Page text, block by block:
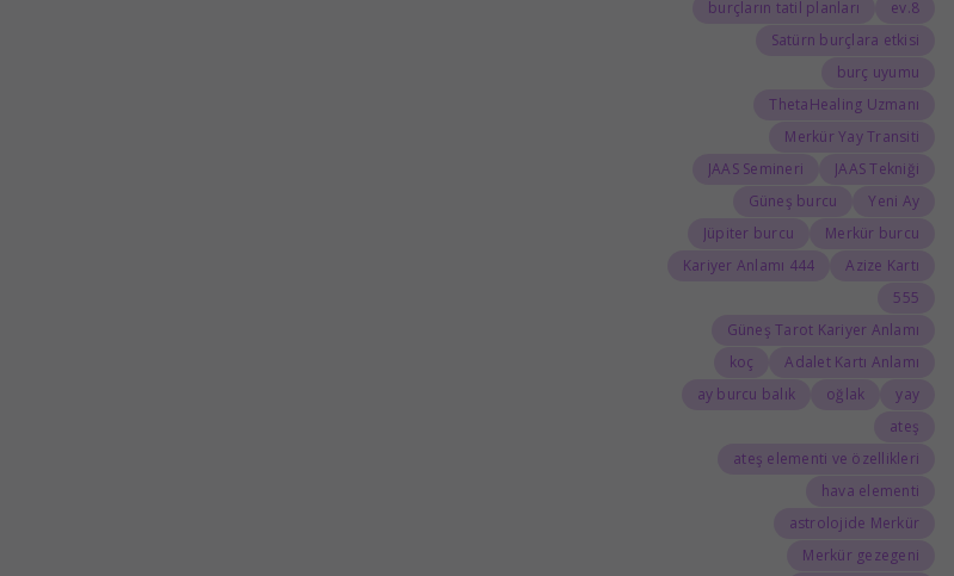
8.ev
burçların tatil planları
Satürn burçlara etkisi
burç uyumu
ThetaHealing Uzmanı
Merkür Yay Transiti
JAAS Tekniği
JAAS Semineri
Yeni Ay
Güneş burcu
Merkür burcu
Jüpiter burcu
Azize Kartı
444 Kariyer Anlamı
555
Güneş Tarot Kariyer Anlamı
Adalet Kartı Anlamı
koç
yay
oğlak
ay burcu balık
ateş
ateş elementi ve özellikleri
hava elementi
astrolojide Merkür
Merkür gezegeni